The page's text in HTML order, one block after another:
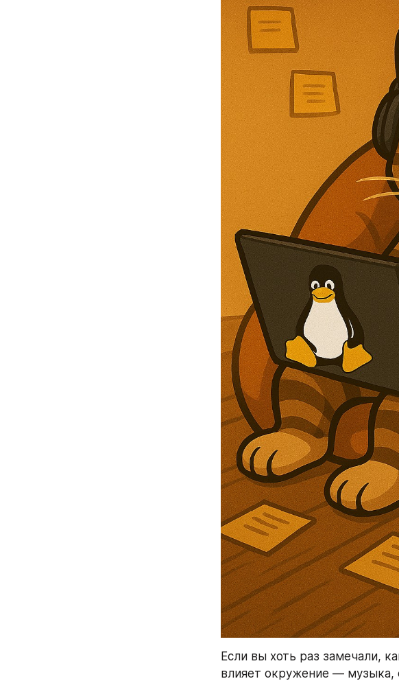
Если вы хоть раз замечали,
влияет окружение — музыка,